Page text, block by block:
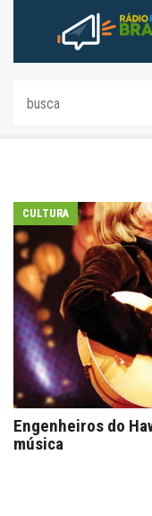
CULTURA
Engenheiros do
música